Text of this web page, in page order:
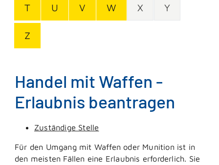
T U V W X Y
Z
Handel mit Waffen -
Erlaubnis beantragen
Zuständige Stelle
Für den Umgang mit Waffen oder Munition ist in
den meisten Fällen eine Erlaubnis erforderlich. Sie